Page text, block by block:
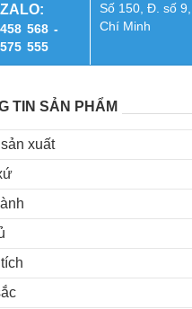
568 -
555
Số 150, Đ. số
Chí Minh
TIN SẢN PHẨM
xuất